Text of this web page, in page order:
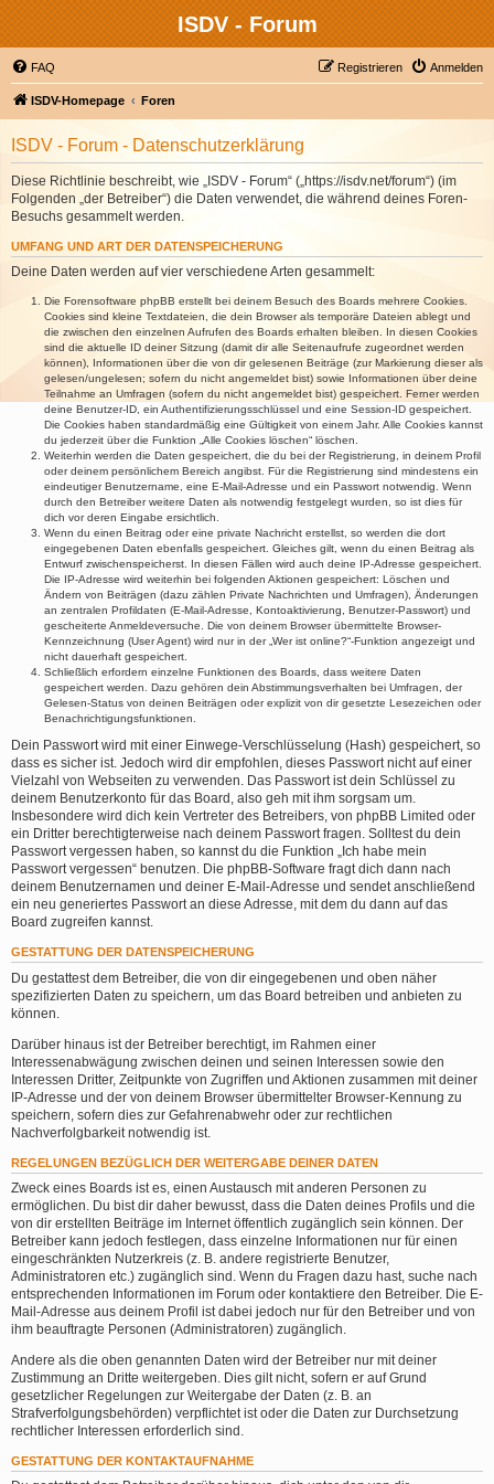
ISDV - Forum
FAQ Anmelden
Registrieren
ISDV-Homepage Foren
ISDV - Forum - Datenschutzerklärung
Diese Richtlinie beschreibt, wie „ISDV - Forum“ („https://isdv.net/forum“) (im
Folgenden „der Betreiber“) die Daten verwendet, die während deines Foren-
Besuchs gesammelt werden.
UMFANG UND ART DER DATENSPEICHERUNG
Deine Daten werden auf vier verschiedene Arten gesammelt:
Die Forensoftware phpBB erstellt bei deinem Besuch des Boards mehrere Cookies.
Cookies sind kleine Textdateien, die dein Browser als temporäre Dateien ablegt und
die zwischen den einzelnen Aufrufen des Boards erhalten bleiben. In diesen Cookies
sind die aktuelle ID deiner Sitzung (damit dir alle Seitenaufrufe zugeordnet werden
können), Informationen über die von dir gelesenen Beiträge (zur Markierung dieser als
gelesen/ungelesen; sofern du nicht angemeldet bist) sowie Informationen über deine
Teilnahme an Umfragen (sofern du nicht angemeldet bist) gespeichert. Ferner werden
deine Benutzer-ID, ein Authentifizierungsschlüssel und eine Session-ID gespeichert.
Die Cookies haben standardmäßig eine Gültigkeit von einem Jahr. Alle Cookies kannst
du jederzeit über die Funktion „Alle Cookies löschen“ löschen.
Weiterhin werden die Daten gespeichert, die du bei der Registrierung, in deinem Profil
oder deinem persönlichem Bereich angibst. Für die Registrierung sind mindestens ein
eindeutiger Benutzername, eine E-Mail-Adresse und ein Passwort notwendig. Wenn
durch den Betreiber weitere Daten als notwendig festgelegt wurden, so ist dies für
dich vor deren Eingabe ersichtlich.
Wenn du einen Beitrag oder eine private Nachricht erstellst, so werden die dort
eingegebenen Daten ebenfalls gespeichert. Gleiches gilt, wenn du einen Beitrag als
Entwurf zwischenspeicherst. In diesen Fällen wird auch deine IP-Adresse gespeichert.
Die IP-Adresse wird weiterhin bei folgenden Aktionen gespeichert: Löschen und
Ändern von Beiträgen (dazu zählen Private Nachrichten und Umfragen), Änderungen
an zentralen Profildaten (E-Mail-Adresse, Kontoaktivierung, Benutzer-Passwort) und
gescheiterte Anmeldeversuche. Die von deinem Browser übermittelte Browser-
Kennzeichnung (User Agent) wird nur in der „Wer ist online?“-Funktion angezeigt und
nicht dauerhaft gespeichert.
Schließlich erfordern einzelne Funktionen des Boards, dass weitere Daten
gespeichert werden. Dazu gehören dein Abstimmungsverhalten bei Umfragen, der
Gelesen-Status von deinen Beiträgen oder explizit von dir gesetzte Lesezeichen oder
Benachrichtigungsfunktionen.
Dein Passwort wird mit einer Einwege-Verschlüsselung (Hash) gespeichert, so
dass es sicher ist. Jedoch wird dir empfohlen, dieses Passwort nicht auf einer
Vielzahl von Webseiten zu verwenden. Das Passwort ist dein Schlüssel zu
deinem Benutzerkonto für das Board, also geh mit ihm sorgsam um.
Insbesondere wird dich kein Vertreter des Betreibers, von phpBB Limited oder
ein Dritter berechtigterweise nach deinem Passwort fragen. Solltest du dein
Passwort vergessen haben, so kannst du die Funktion „Ich habe mein
Passwort vergessen“ benutzen. Die phpBB-Software fragt dich dann nach
deinem Benutzernamen und deiner E-Mail-Adresse und sendet anschließend
ein neu generiertes Passwort an diese Adresse, mit dem du dann auf das
Board zugreifen kannst.
GESTATTUNG DER DATENSPEICHERUNG
Du gestattest dem Betreiber, die von dir eingegebenen und oben näher
spezifizierten Daten zu speichern, um das Board betreiben und anbieten zu
können.
Darüber hinaus ist der Betreiber berechtigt, im Rahmen einer
Interessenabwägung zwischen deinen und seinen Interessen sowie den
Interessen Dritter, Zeitpunkte von Zugriffen und Aktionen zusammen mit deiner
IP-Adresse und der von deinem Browser übermittelter Browser-Kennung zu
speichern, sofern dies zur Gefahrenabwehr oder zur rechtlichen
Nachverfolgbarkeit notwendig ist.
REGELUNGEN BEZÜGLICH DER WEITERGABE DEINER DATEN
Zweck eines Boards ist es, einen Austausch mit anderen Personen zu
ermöglichen. Du bist dir daher bewusst, dass die Daten deines Profils und die
von dir erstellten Beiträge im Internet öffentlich zugänglich sein können. Der
Betreiber kann jedoch festlegen, dass einzelne Informationen nur für einen
eingeschränkten Nutzerkreis (z. B. andere registrierte Benutzer,
Administratoren etc.) zugänglich sind. Wenn du Fragen dazu hast, suche nach
entsprechenden Informationen im Forum oder kontaktiere den Betreiber. Die E-
Mail-Adresse aus deinem Profil ist dabei jedoch nur für den Betreiber und von
ihm beauftragte Personen (Administratoren) zugänglich.
Andere als die oben genannten Daten wird der Betreiber nur mit deiner
Zustimmung an Dritte weitergeben. Dies gilt nicht, sofern er auf Grund
gesetzlicher Regelungen zur Weitergabe der Daten (z. B. an
Strafverfolgungsbehörden) verpflichtet ist oder die Daten zur Durchsetzung
rechtlicher Interessen erforderlich sind.
GESTATTUNG DER KONTAKTAUFNAHME